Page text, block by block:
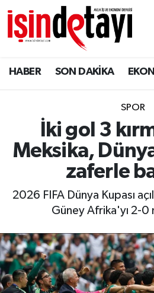
HABER SON DAKİKA
SPOR
İki gol 3
Meksika,
zaferle
2026 FIFA Dünya Kupası
Güney Afrika'yı 2-
DÜNYA
Eğitim
ENERJİ HABERİ
GAYRİMENKUL
HABER
MAGAZİN
OTO DETAY
Nöbetçi Eczaneler
Hava Durumu
İstanbul Namaz Vakitleri
Trafik Durumu
Süper Lig Puan Durumu
Tüm Manşetler
Haber Arşivi